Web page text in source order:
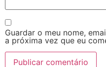
Guardar o meu nome,
a próxima vez que eu